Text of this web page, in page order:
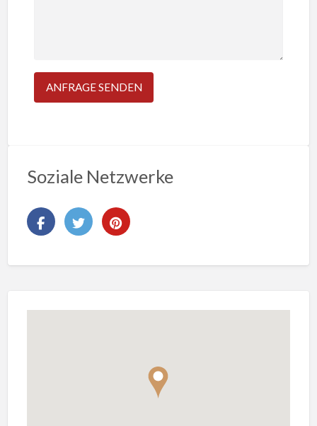
Soziale Netzwerke